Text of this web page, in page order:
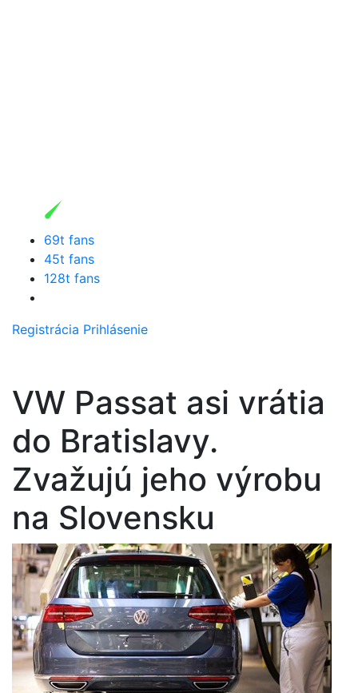
69t fans
45t fans
128t fans
Registrácia Prihlásenie
VW Passat asi vrátia
do Bratislavy.
Zvažujú jeho výrobu
na Slovensku